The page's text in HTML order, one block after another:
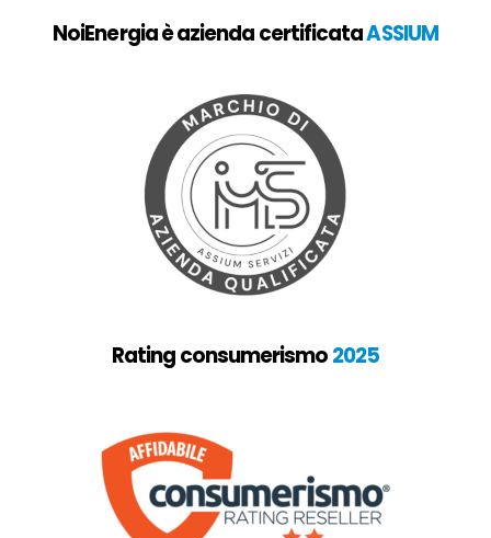
NoiEnergia è azienda certificataASSIUM
Rating consumerismo 2025